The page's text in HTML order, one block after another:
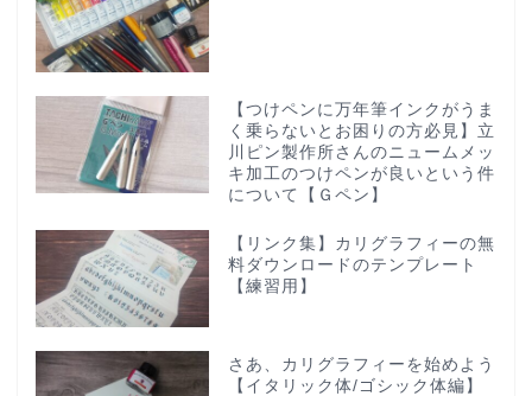
【つけペンに万年筆インクがうま
く乗らないとお困りの方必見】立
川ピン製作所さんのニュームメッ
キ加工のつけペンが良いという件
について【Ｇペン】
【リンク集】カリグラフィーの無
料ダウンロードのテンプレート
【練習用】
さあ、カリグラフィーを始めよう
【イタリック体/ゴシック体編】